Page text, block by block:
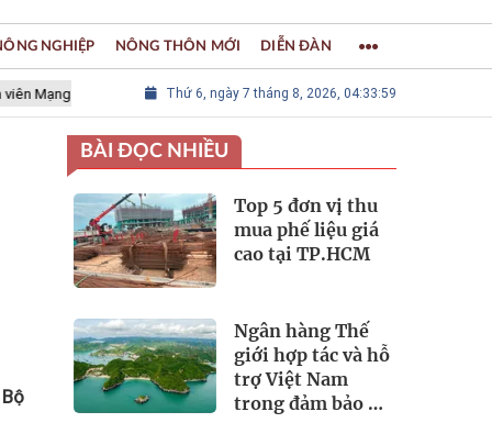
lưới các Thành phố Thủ công sáng tạo Thế giới
Thứ 6, ngày 7 tháng 8, 2026, 04:34:00
NGHIỆP NÔNG THÔN MỚI DIỄN ĐÀN
BÀI ĐỌC NHIỀU
Top 5 đơn vị thu
mua phế liệu giá
cao tại TP.HCM
Ngân hàng Thế
giới hợp tác và hỗ
trợ Việt Nam
trong đảm bảo an